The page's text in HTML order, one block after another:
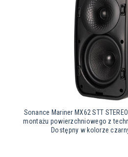
Sonance Mariner MX62 STT
montażu powierzchniowego z
Dostępny w kolorze